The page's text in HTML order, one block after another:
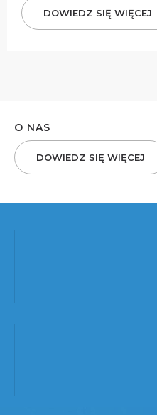
DOWIEDZ SIĘ WIĘCEJ
O NAS
DOWIEDZ SIĘ WIĘCEJ